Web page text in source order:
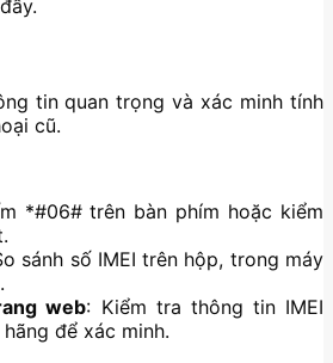
tin quan trọng và xác minh tính
cũ.
*#06# trên bàn phím hoặc kiểm
sánh số IMEI trên hộp, trong máy
web: Kiểm tra thông tin IMEI
để xác minh.